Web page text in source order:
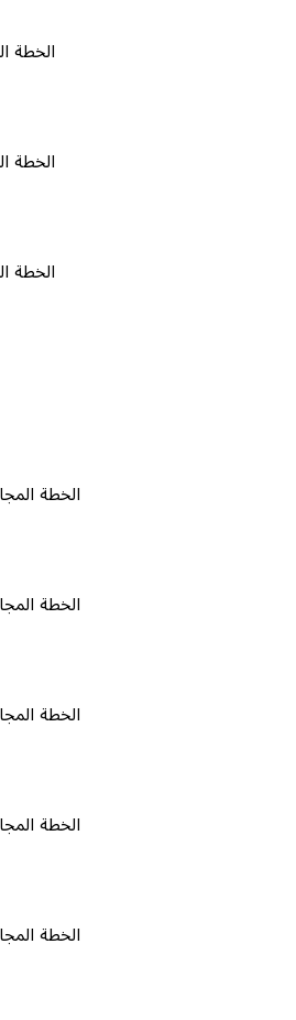
الخطة المجانية
الخطة المجانية
الخطة المجانية
الخطة المجانية ٠
الخطة المجانية ٠
الخطة المجانية ٠
الخطة المجانية ٠
الخطة المجانية ٠